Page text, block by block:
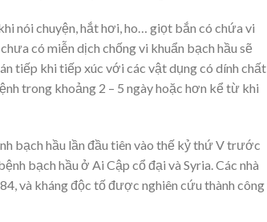
nói chuyện, hắt hơi, ho… giọt bắn có chứa vi
có miễn dịch chống vi khuẩn bạch hầu sẽ
tiếp khi tiếp xúc với các vật dụng có dính chất
trong khoảng 2 – 5 ngày hoặc hơn kể từ khi
bạch hầu lần đầu tiên vào thế kỷ thứ V trước
bạch hầu ở Ai Cập cổ đại và Syria. Các nhà
và kháng độc tố được nghiên cứu thành công